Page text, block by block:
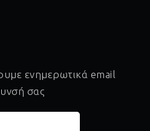
ενημερωτικά email
σας